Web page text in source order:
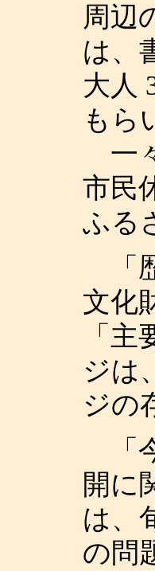
周辺
は、
大人
もら
一
市民
ふる
「
文化
「
ジは
ジの
「
開に
は、
の問